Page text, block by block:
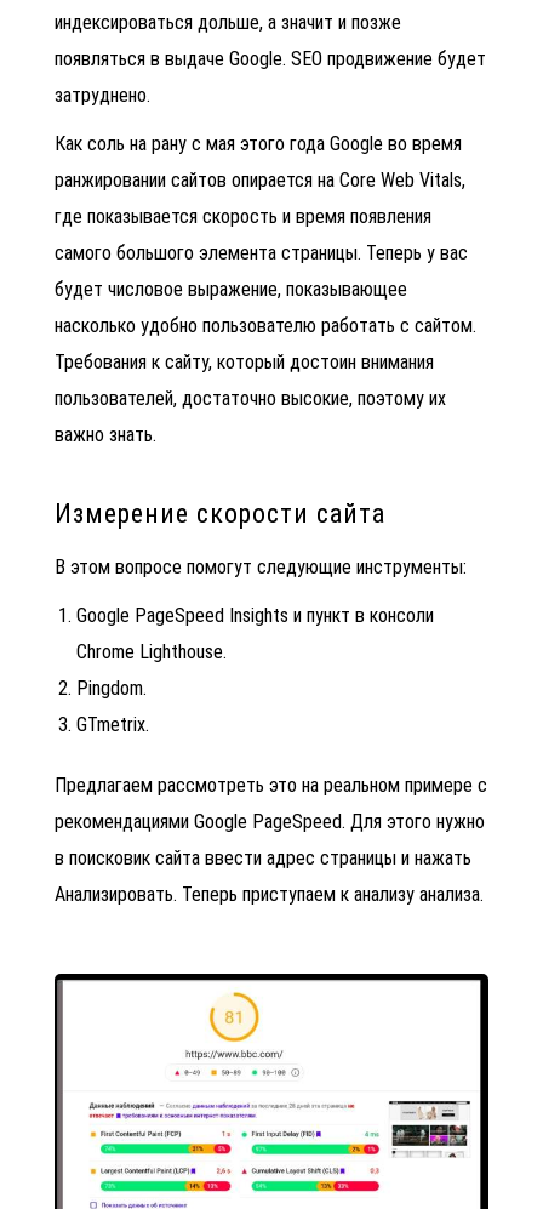
индексироваться дольше, а значит и позже
появляться в выдаче Google. SEO продвижение будет
затруднено.
Как соль на рану с мая этого года Google во время
ранжировании сайтов опирается на Core Web Vitals,
где показывается скорость и время появления
самого большого элемента страницы. Теперь у вас
будет числовое выражение, показывающее
насколько удобно пользователю работать с сайтом.
Требования к сайту, который достоин внимания
пользователей, достаточно высокие, поэтому их
важно знать.
Измерение скорости сайта
В этом вопросе помогут следующие инструменты:
Google PageSpeed Insights и пункт в консоли
Chrome Lighthouse.
Pingdom.
GTmetrix.
Предлагаем рассмотреть это на реальном примере с
рекомендациями Google PageSpeed. Для этого нужно
в поисковик сайта ввести адрес страницы и нажать
Анализировать. Теперь приступаем к анализу анализа.